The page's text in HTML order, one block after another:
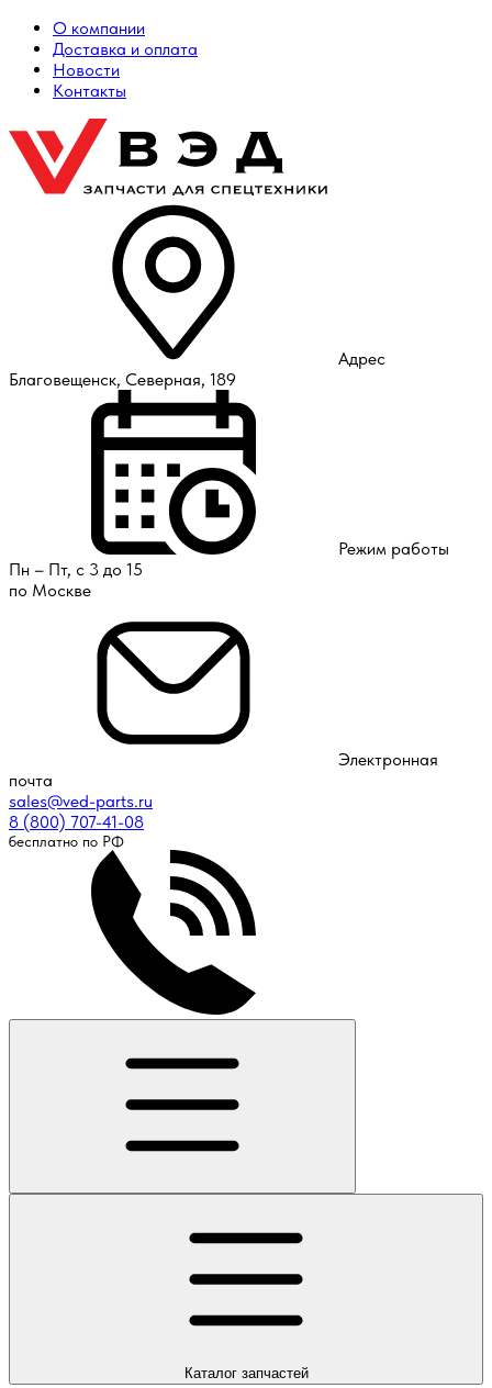
О компании
Доставка и оплата
Новости
Контакты
Адрес
Благовещенск, Северная, 189
Режим работы
Пн – Пт, с 3 до 15
по Москве
Электронная
почта
sales@ved-parts.ru
8 (800) 707-41-08
бесплатно по РФ
Каталогзапчастей